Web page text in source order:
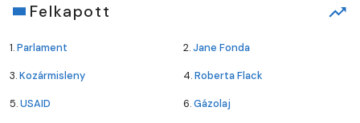
Felkapott
1.Parlament 2.Jane Fonda
3.Kozármisleny 4.Roberta Flack
5.USAID 6.Gázolaj